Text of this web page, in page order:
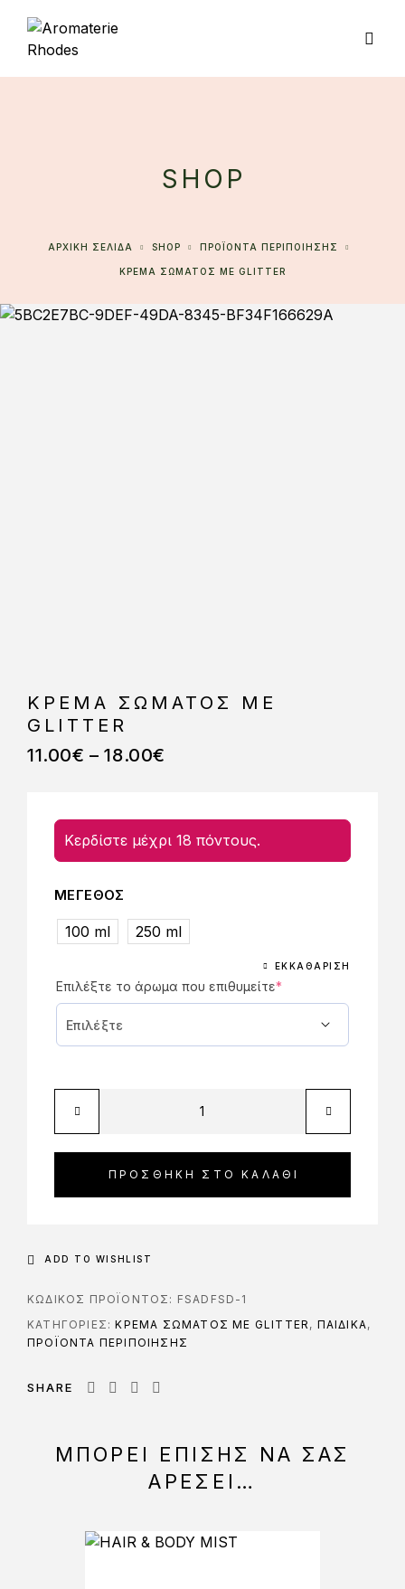
SHOP
ΑΡΧΙΚΉ ΣΕΛΊΔΑ SHOP ΠΡΟΪΟΝΤΑ ΠΕΡΙΠΟΙΗΣΗΣ
ΚΡΕΜΑ ΣΩΜΑΤΟΣ ΜΕ GLITTER
ΚΡΕΜΑ ΣΩΜΑΤΟΣ ΜΕ
GLITTER
11.00€ – 18.00€
Κερδίστε μέχρι 18 πόντους.
ΜΕΓΕΘΟΣ
100 ml 250 ml
ΕΚΚΑΘΆΡΙΣΗ
Επιλέξτε το άρωμα που επιθυμείτε*
ΠΡΟΣΘΉΚΗ ΣΤΟ ΚΑΛΆΘΙ
ADD TO WISHLIST
ΚΩΔΙΚΌΣ ΠΡΟΪΌΝΤΟΣ: FSADFSD-1
ΚΑΤΗΓΟΡΊΕΣ:ΚΡΕΜΑ ΣΩΜΑΤΟΣ ΜΕ GLITTER , ΠΑΙΔΙΚΑ,
ΠΡΟΪΟΝΤΑ ΠΕΡΙΠΟΙΗΣΗΣ
SHARE
ΜΠΟΡΕΊ ΕΠΊΣΗΣ ΝΑ ΣΑΣ
ΑΡΈΣΕΙ…